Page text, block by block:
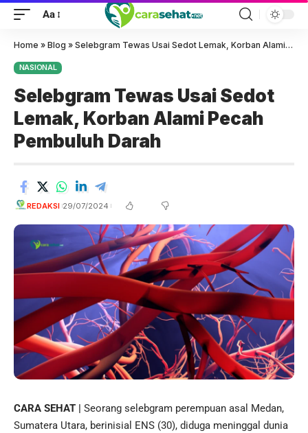
Aa
Home » Blog » Selebgram Tewas Usai Sedot Lemak, Korban Alami Pecah Pembuluh Darah
NASIONAL
Selebgram Tewas Usai Sedot
Lemak, Korban Alami Pecah
Pembuluh Darah
REDAKSI 29/07/2024
CARA SEHAT | Seorang selebgram perempuan asal Medan,
Sumatera Utara, berinisial ENS (30), diduga meninggal dunia